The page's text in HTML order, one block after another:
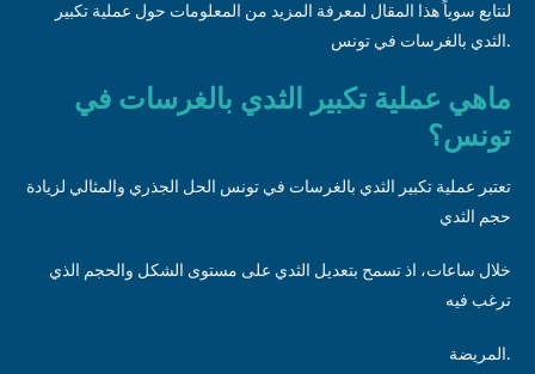
لنتابع سوياً هذا المقال لمعرفة المزيد من المعلومات حول عملية تكبير
الثدي بالغرسات في تونس.
ماهي عملية تكبير الثدي بالغرسات في
تونس؟
تعتبر عملية تكبير الثدي بالغرسات في تونس الحل الجذري والمثالي لزيادة
حجم الثدي
خلال ساعات، اذ تسمح بتعديل الثدي على مستوى الشكل والحجم الذي
ترغب فيه
المريضة.